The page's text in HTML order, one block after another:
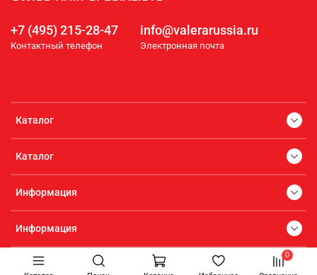
Каталог
Каталог
Информация
Информация
+7 (495) 215-28-47
Контактный телефон
info@valerarussia.ru
Электронная почта
0